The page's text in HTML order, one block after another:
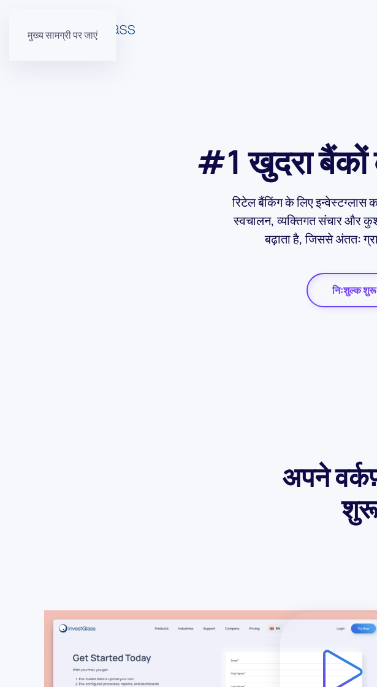
मुख्य सामग्री पर जाएं
#1 खुदरा बैंकों
रिटेल बैंकिंग के लिए इन्वेस्टग्लास
स्वचालन, व्यक्तिगत संचार और
बढ़ाता है, जिससे अंततः
निःशुल्क
अपने